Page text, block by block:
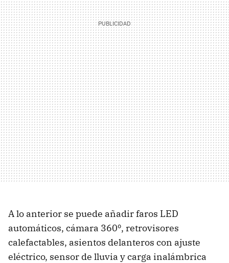
A lo anterior se puede añadir faros LED
automáticos, cámara 360º, retrovisores
calefactables, asientos delanteros con ajuste
eléctrico, sensor de lluvia y carga inalámbrica